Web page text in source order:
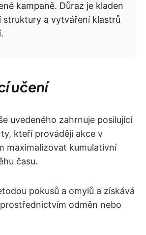
kampaně. Důraz je kladen
struktury a vytváření klastrů
učení
uvedeného zahrnuje posilující
kteří provádějí akce v
maximalizovat kumulativní
času.
pokusů a omylů a získává
odměn nebo